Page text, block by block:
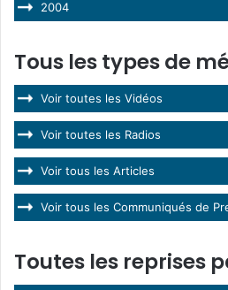
2004
Tous les types de
Voir toutes les Vidéos
Voir toutes les Radios
Voir tous les Articles
Voir tous les Communiqués de
Toutes les reprises